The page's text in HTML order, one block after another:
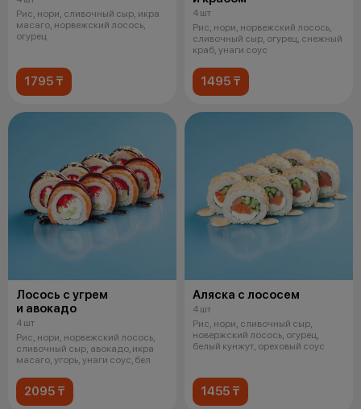
Рис, нори, сливочный сыр, икра
масаго, норвежский лосось,
огурец
1795 ₸
4 шт
Рис, нори, норвежский лосось,
сливочный сыр, огурец, снежный
краб, унаги соус
1495 ₸
Лосось с угрем
и авокадо
4 шт
Рис, нори, норвежский лосось,
сливочный сыр, авокадо, икра
масаго, угорь, унаги соус, бел
2095 ₸
Аляска с лососем
4 шт
Рис, нори, сливочный сыр,
новержский лосось, огурец,
белый кунжут, ореховый соус
1455 ₸